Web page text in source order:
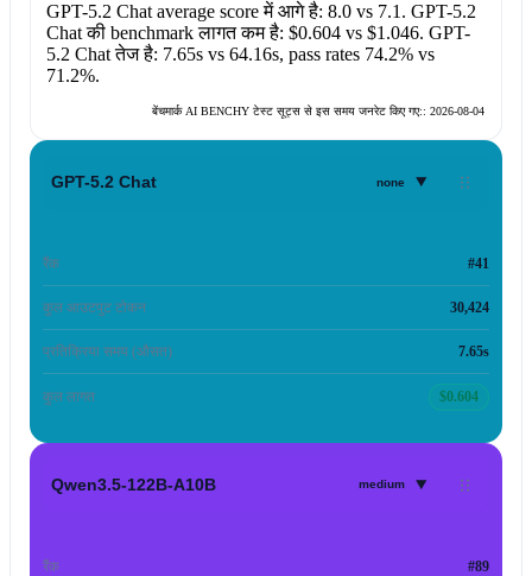
GPT-5.2 Chataverage score में आगे है: 8.0vs 7.1 . GPT-5.2
Chatकी benchmark लागत कम है: $0.604vs $1.046. GPT-
5.2 Chatतेज है: 7.65svs 64.16s, pass rates 74.2%vs
71.2%.
बेंचमार्क AI BENCHY टेस्ट सूट्स से इस समय जनरेट किए गए:: 2026-08-04
GPT-5.2 Chat none ▾
रैंक #41
कुल आउटपुट टोकन 30,424
प्रतिक्रिया समय (औसत) 7.65s
कुल लागत $0.604
Qwen3.5-122B-A10B medium ▾
रैंक #89